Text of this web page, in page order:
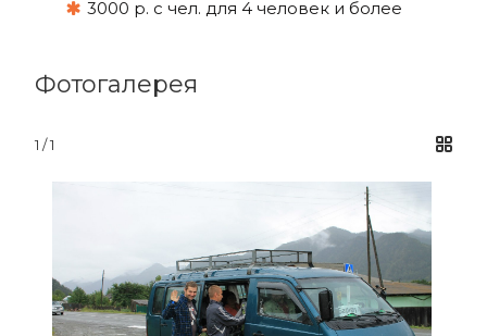
3000 р. с чел. для 4 человек и более
Фотогалерея
1 / 1